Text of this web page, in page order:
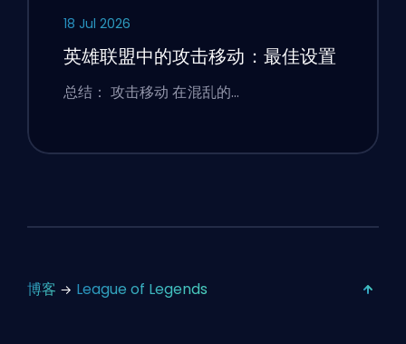
18 Jul 2026
英雄联盟中的攻击移动：最佳设置
总结： 攻击移动 在混乱的…
博客 League of Legends